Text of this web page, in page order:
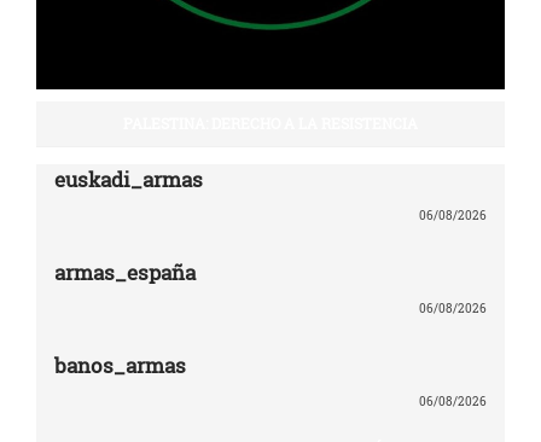
euskadi_armas
06/08/2026
armas_españa
06/08/2026
banos_armas
06/08/2026